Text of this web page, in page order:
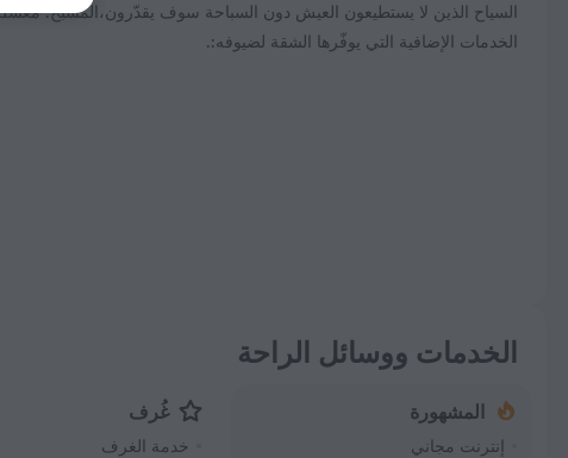
السياح الذين لا يستطيعون العيش دون السباحة سوف يقدّرون،المسبح.
الخدمات الإضافية التي يوفّرها الشقة لضيوفه:.
الخدمات ووسائل الراحة
المشهورة
إنترنت مجاني
غُرف
خدمة الغرف